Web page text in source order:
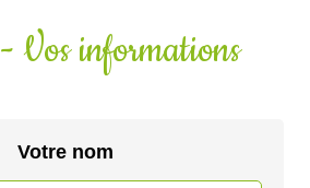
- Vos informations
Votre nom